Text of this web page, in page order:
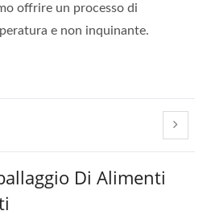
offrire un processo di
e non inquinante.
Di Alimenti